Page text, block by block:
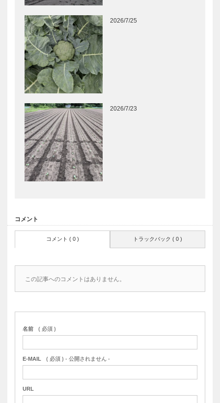
2026/7/25
2026/7/23
コメント
コメント ( 0 ) トラックバック ( 0 )
この記事へのコメントはありません。
名前 ( 必須 )
E-MAIL ( 必須 ) - 公開されません -
URL